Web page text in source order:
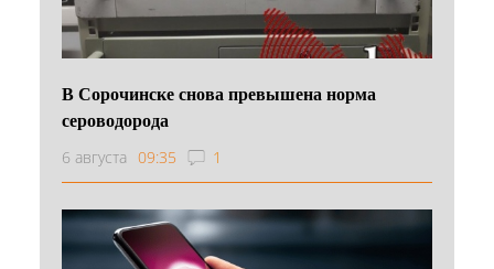
В Сорочинске снова превышена норма
сероводорода
6 августа 09:35 1